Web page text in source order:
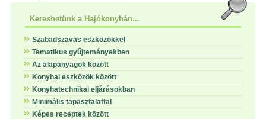
Kereshetünk a Hajókonyhán...
Szabadszavas eszközökkel
Tematikus gyűjteményekben
Az alapanyagok között
Konyhai eszközök között
Konyhatechnikai eljárásokban
Minimális tapasztalattal
Képes receptek között